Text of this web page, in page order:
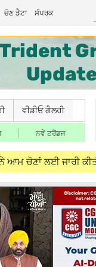
ਚੋਣ ਡੈਟਾ ਸੰਪਰਕ
ਵੀਡੀਓ ਗੈਲਰੀ
ਨਵੇਂ ਟਰੈਂਡਜ
ਕੀਤੀ